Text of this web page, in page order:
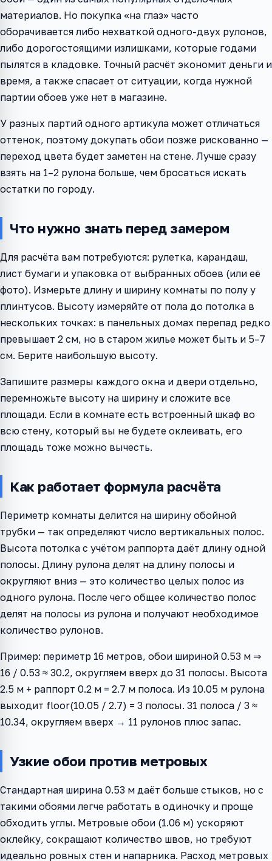
материалов. Но покупка «на глаз» часто
оборачивается либо нехваткой одного-двух рулонов,
либо дорогостоящими излишками, которые годами
пылятся в кладовке. Точный расчёт экономит деньги и
время, а также спасает от ситуации, когда нужной
партии обоев уже нет в магазине.
У разных партий одного артикула может отличаться
оттенок, поэтому докупать обои позже рискованно —
переход цвета будет заметен на стене. Лучше сразу
взять на 1–2 рулона больше, чем бросаться искать
остатки по городу.
Что нужно знать перед замером
Для расчёта вам потребуются: рулетка, карандаш,
лист бумаги и упаковка от выбранных обоев (или её
фото). Измерьте длину и ширину комнаты по полу у
плинтусов. Высоту измеряйте от пола до потолка в
нескольких точках: в панельных домах перепад редко
превышает 2 см, но в старом жилье может быть и 5–7
см. Берите наибольшую высоту.
Запишите размеры каждого окна и двери отдельно,
перемножьте высоту на ширину и сложите все
площади. Если в комнате есть встроенный шкаф во
всю стену, который вы не будете оклеивать, его
площадь тоже можно вычесть.
Как работает формула расчёта
Периметр комнаты делится на ширину обойной
трубки — так определяют число вертикальных полос.
Высота потолка с учётом раппорта даёт длину одной
полосы. Длину рулона делят на длину полосы и
округляют вниз — это количество целых полос из
одного рулона. После чего общее количество полос
делят на полосы из рулона и получают необходимое
количество рулонов.
Пример: периметр 16 метров, обои шириной 0.53 м ⇒
16 / 0.53 ≈ 30.2, округляем вверх до 31 полосы. Высота
2.5 м + раппорт 0.2 м = 2.7 м полоса. Из 10.05 м рулона
выходит floor(10.05 / 2.7) = 3 полосы. 31 полоса / 3 ≈
10.34, округляем вверх → 11 рулонов плюс запас.
Узкие обои против метровых
Стандартная ширина 0.53 м даёт больше стыков, но с
такими обоями легче работать в одиночку и проще
обходить углы. Метровые обои (1.06 м) ускоряют
оклейку, сокращают количество швов, но требуют
идеально ровных стен и напарника. Расход метровых